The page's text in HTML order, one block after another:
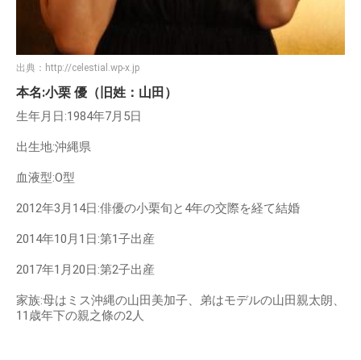
出典： http://celestial.wp-x.jp
本名:小栗 優（旧姓：山田）
生年月日:1984年7月5日
出生地:沖縄県
血液型:O型
2012年3月14日:俳優の小栗旬と4年の交際を経て結婚
2014年10月1日:第1子出産
2017年1月20日:第2子出産
家族:母はミス沖縄の山田美加子、弟はモデルの山田親太朗、
11歳年下の親之條の2人